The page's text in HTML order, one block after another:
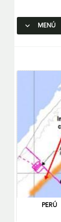
MENÚ
PERÚ